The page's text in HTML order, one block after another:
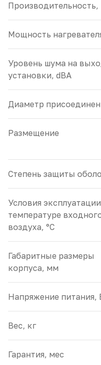
Производительность,
Мощность
Уровень шума на
установки, dBA
Диаметр
Размещение
Cтепень защиты
Условия
температуре
воздуха, °С
Габаритные размеры
корпуса, мм
Напряжение питания,
Вес, кг
Гарантия, мес